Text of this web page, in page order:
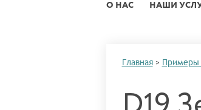
О НАС НАШИ
Главная > Примеры